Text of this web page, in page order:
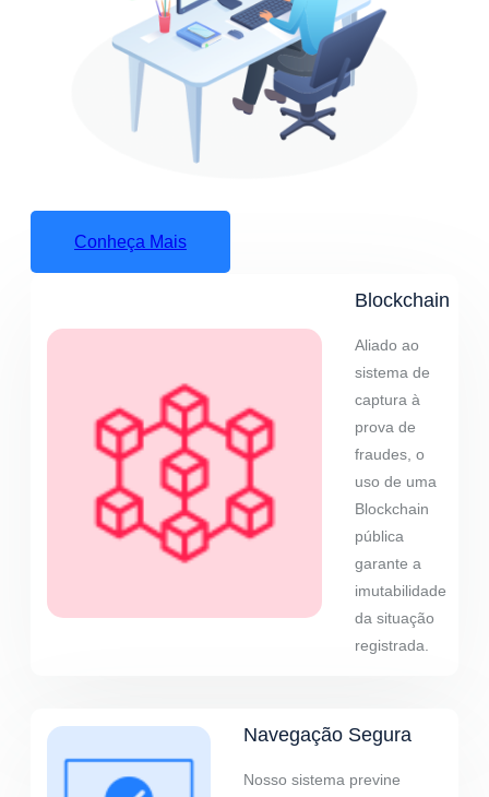
Conheça Mais
Blockchain
Aliado ao
sistema de
captura à
prova de
fraudes, o
uso de uma
Blockchain
pública
garante a
imutabilidade
da situação
registrada.
Navegação Segura
Nosso sistema previne